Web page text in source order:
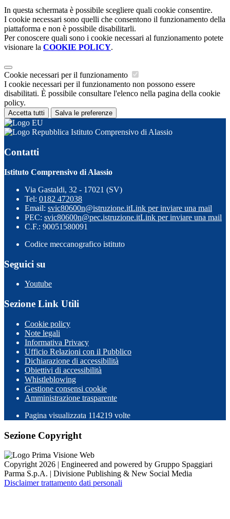
In questa schermata è possibile scegliere quali cookie consentire.
I cookie necessari sono quelli che consentono il funzionamento della
piattaforma e non è possibile disabilitarli.
Per conoscere quali sono i cookie necessari al funzionamento potete
visionare la COOKIE POLICY.
Cookie necessari per il funzionamento
I cookie necessari per il funzionamento non possono essere
disabilitati. È possibile consultare l'elenco nella pagina della cookie
policy.
Accetta tutti Salva le preferenze
Istituto Comprensivo di Alassio
Contatti
Istituto Comprensivo di Alassio
Via Gastaldi, 32 - 17021 (SV)
Tel: 0182 472038
Email: svic80600n@istruzione.itLink per inviare una mail
PEC: svic80600n@pec.istruzione.itLink per inviare una mail
C.F.: 90051580091
Codice meccanografico istituto
Seguici su
Youtube
Sezione Link Utili
Cookie policy
Note legali
Informativa Privacy
Ufficio Relazioni con il Pubblico
Dichiarazione di accessibilità
Obiettivi di accessibilità
Whistleblowing
Gestione consensi cookie
Amministrazione trasparente
Pagina visualizzata 114219 volte
Sezione Copyright
Copyright 2026 | Engineered and powered by Gruppo Spaggiari
Parma S.p.A. | Divisione Publishing & New Social Media
Disclaimer trattamento dati personali